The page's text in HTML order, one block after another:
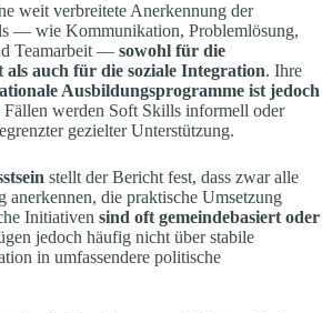
weit verbreitete Anerkennung der
— wie Kommunikation, Problemlösung,
Teamarbeit — sowohl für die
als auch für die soziale Integration. Ihre
Ausbildungsprogramme ist jedoch
Fällen werden Soft Skills informell oder
gezielter Unterstützung.
stellt der Bericht fest, dass zwar alle
anerkennen, die praktische Umsetzung
Initiativen sind oft gemeindebasiert oder
jedoch häufig nicht über stabile
in umfassendere politische